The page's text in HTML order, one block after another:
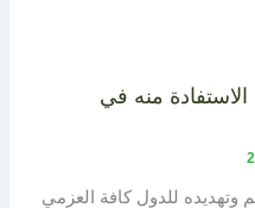
منه في
وتهديده للدول كافة العزمي